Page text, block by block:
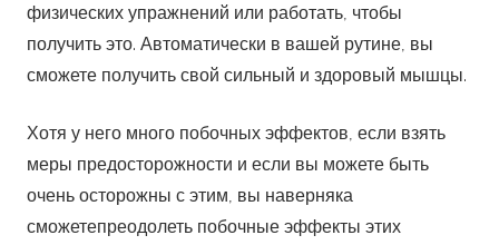
физических упражнений или работать, чтобы
получить это. Автоматически в вашей рутине, вы
сможете получить свой сильный и здоровый мышцы.
Хотя у него много побочных эффектов, если взять
меры предосторожности и если вы можете быть
очень осторожны с этим, вы наверняка
сможетепреодолеть побочные эффекты этих